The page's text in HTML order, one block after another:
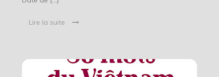
Lire la suite